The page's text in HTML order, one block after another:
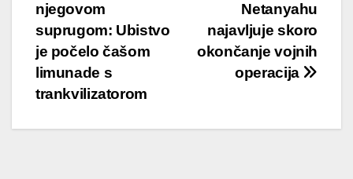
Netanyahu
najavljuje skoro
okončanje vojnih
operacija
njegovom
suprugom: Ubistvo
je počelo čašom
limunade s
trankvilizatorom